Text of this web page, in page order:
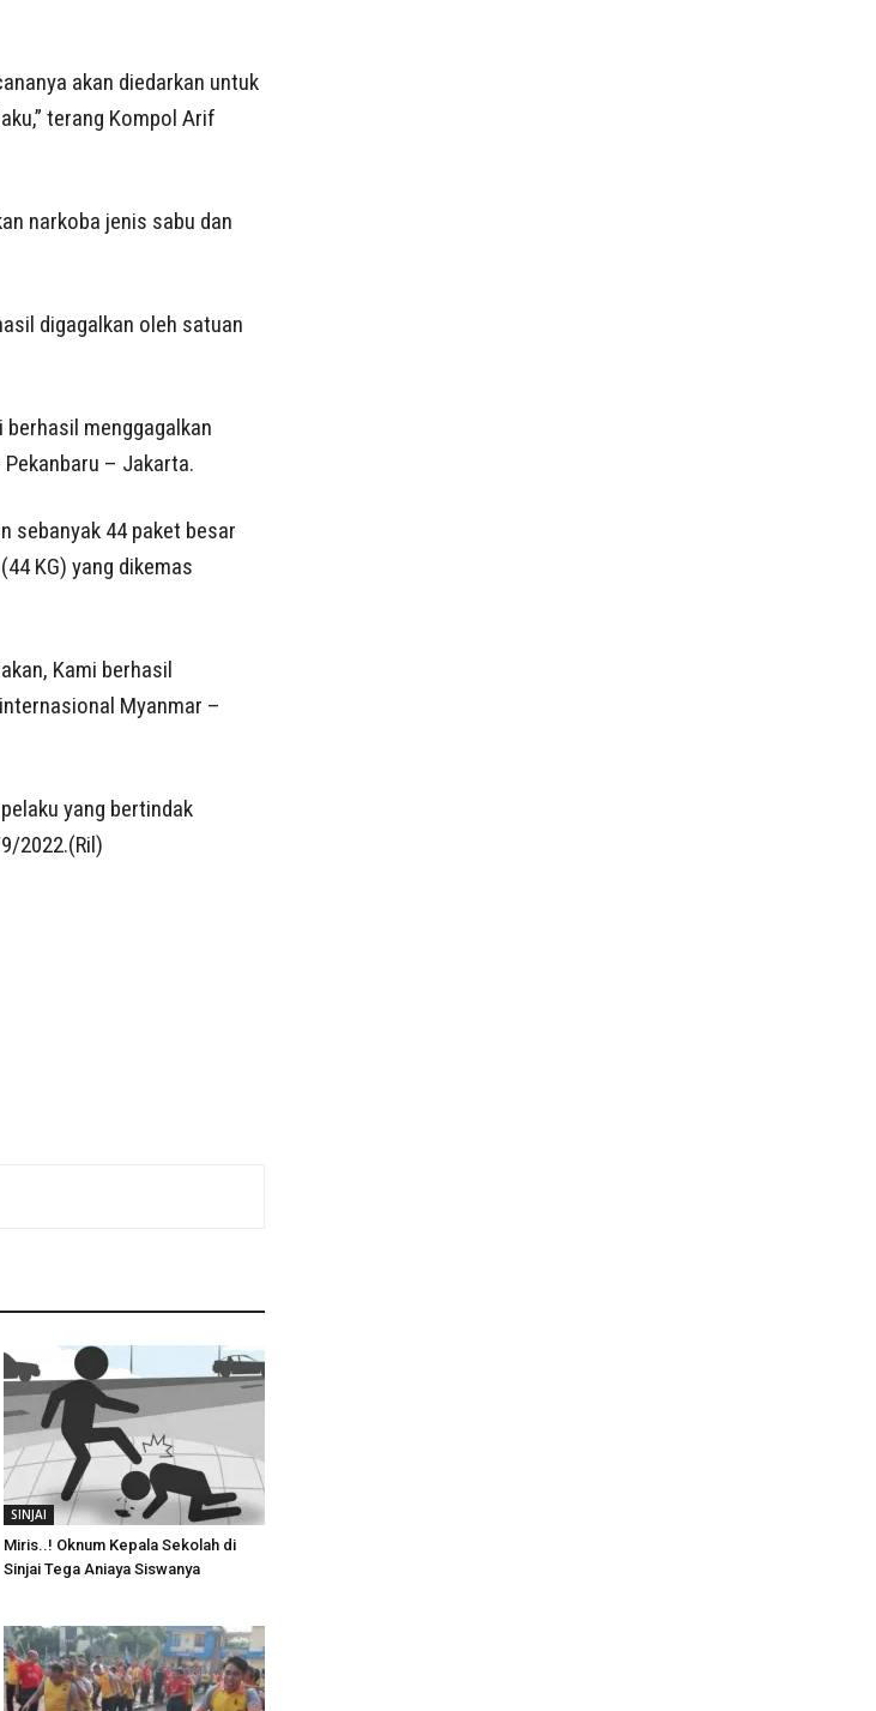
akan diedarkan untuk
terang Kompol Arif
narkoba jenis sabu dan
digagalkan oleh satuan
menggagalkan
– Jakarta.
sebanyak 44 paket besar
KG) yang dikemas
Kami berhasil
Myanmar –
yang bertindak
2022.(Ril)
SINJAI
Miris..! Oknum Kepala Sekolah di
Sinjai Tega Aniaya Siswanya